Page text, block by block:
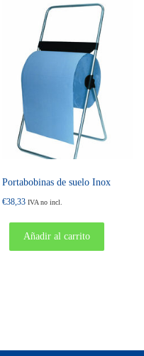
Portabobinas de suelo Inox
€38,33 IVA no incl.
Añadir al carrito